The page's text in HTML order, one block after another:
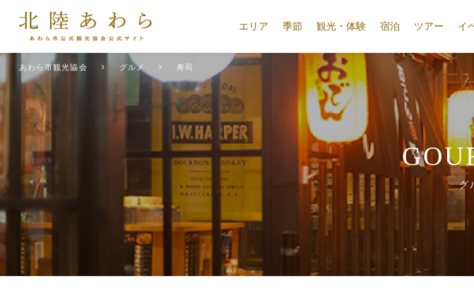
エリア 季節 観光・体験 宿泊 ツアー イ
あわら市観光協会 グルメ 寿司
グ